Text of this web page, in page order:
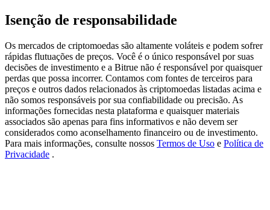
Share 500000 CASHCAT prize pool
Exclusive for BitMart Users
Register & Trade to Win 500,000 USDT
Precious Metals Trading Carnival
Isenção de responsabilidade
Os mercados de criptomoedas são altamente voláteis e podem sofrer
rápidas flutuações de preços. Você é o único responsável por suas
decisões de investimento e a Bitrue não é responsável por quaisquer
perdas que possa incorrer. Contamos com fontes de terceiros para
preços e outros dados relacionados às criptomoedas listadas acima e
não somos responsáveis por sua confiabilidade ou precisão. As
informações fornecidas nesta plataforma e quaisquer materiais
associados são apenas para fins informativos e não devem ser
considerados como aconselhamento financeiro ou de investimento.
Para mais informações, consulte nossos Termos de Uso e Política de
Privacidade .